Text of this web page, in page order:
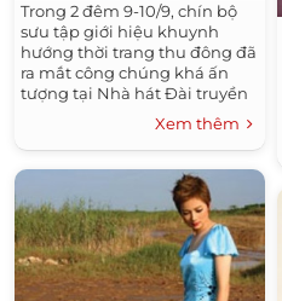
Trong 2 đêm 9-10/9, chín bộ
sưu tập giới hiệu khuynh
hướng thời trang thu đông đã
ra mắt công chúng khá ấn
tượng tại Nhà hát Đài truyền
hình TP HCM. Người mẫu
vedette, âm thanh, ánh sáng
hiện đại cộng hưởng làm nên
2 đêm diễn rất "pro".
Xem thêm